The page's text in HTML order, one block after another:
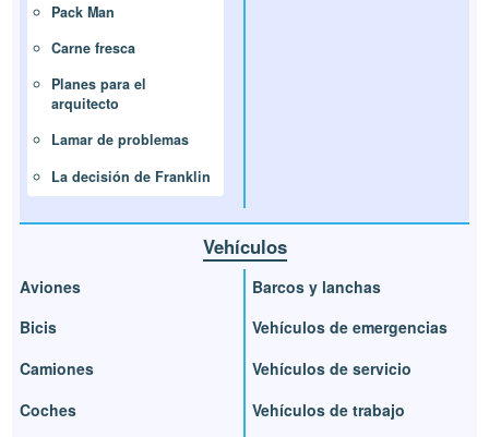
Pack Man
Carne fresca
Planes para el
arquitecto
Lamar de problemas
La decisión de Franklin
Vehículos
Aviones
Bicis
Camiones
Coches
Barcos y lanchas
Vehículos de emergencias
Vehículos de servicio
Vehículos de trabajo